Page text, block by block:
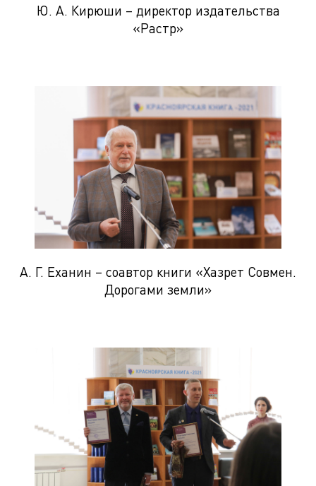
Ю. А. Кирюши – директор издательства
«Растр»
А. Г. Еханин – соавтор книги «Хазрет Совмен.
Дорогами земли»